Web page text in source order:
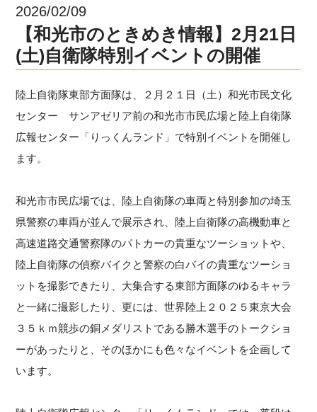
2026/02/09
【和光市のときめき情報】2月21日
(土)自衛隊特別イベントの開催
陸上自衛隊東部方面隊は、２月２１日（土）和光市民文化
センター サンアゼリア前の和光市市民広場と陸上自衛隊
広報センター「りっくんランド」で特別イベントを開催し
ます。
和光市市民広場では、陸上自衛隊の車両と特別参加の埼玉
県警察の車両が並んで展示され、陸上自衛隊の高機動車と
高速道路交通警察隊のパトカーの貴重なツーショットや、
陸上自衛隊の偵察バイクと警察の白バイの貴重なツーショ
ットを撮影できたり、大集合する東部方面隊のゆるキャラ
と一緒に撮影したり、更には、世界陸上２０２５東京大会
３５ｋｍ競歩の銅メダリストである勝木選手のトークショ
ーがあったりと、そのほかにも色々なイベントを企画して
います。